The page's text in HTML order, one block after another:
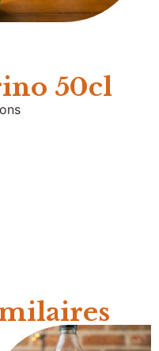
50cl